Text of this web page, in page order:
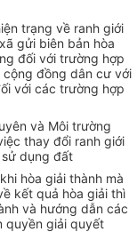
trạng về ranh giới
gửi biên bản hòa
đối với trường hợp
đồng dân cư với
với các trường hợp
và Môi trường
thay đổi ranh giới
dụng đất
hòa giải thành mà
kết quả hòa giải thì
và hướng dẫn các
quyền giải quyết